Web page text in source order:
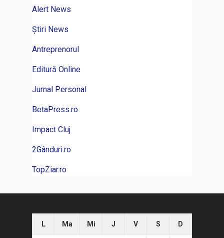
Alert News
Știri News
Antreprenorul
Editură Online
Jurnal Personal
BetaPress.ro
Impact Cluj
2Gânduri.ro
TopZiar.ro
L Ma Mi J V S D